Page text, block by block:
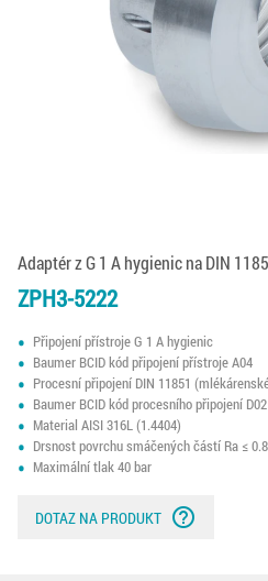
Adaptér z G 1 A hygienic na DIN
ZPH3-5222
Připojení přístroje G 1 A hygienic
Baumer BCID kód připojení přístroje A04
Procesní připojení DIN 11851
Baumer BCID kód procesního připojení D02
Material AISI 316L (1.4404)
Drsnost povrchu smáčených částí Ra ≤
Maximální tlak 40 bar
DOTAZ NA PRODUKT help_outline